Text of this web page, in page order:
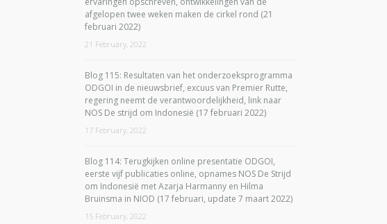
afgelopen twee weken maken de cirkel rond (21
februari 2022)
21 February, 2022
Blog 115: Resultaten van het onderzoeksprogramma
ODGOI in de nieuwsbrief, excuus van Premier Rutte,
regering neemt de verantwoordelijkheid, link naar
NOS De strijd om Indonesië (17 februari 2022)
17 February, 2022
Blog 114: Terugkijken online presentatie ODGOI,
eerste vijf publicaties online, opnames NOS De Strijd
om Indonesië met Azarja Harmanny en Hilma
Bruinsma in NIOD (17 februari, update 7 maart 2022)
15 February, 2022